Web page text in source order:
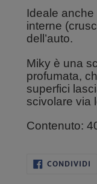
Ideale anche
interne
dell’auto.
Miky è una
profumata,
superfici
scivolare via
Contenuto:
CONDIVIDI